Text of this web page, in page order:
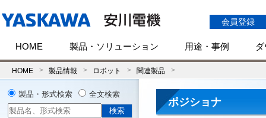
会員登録
HOME 製品・ソリューション 用途・事例
HOME 製品情報 ロボット 関連製品
ポジショナ
製品・形式検索 全文検索